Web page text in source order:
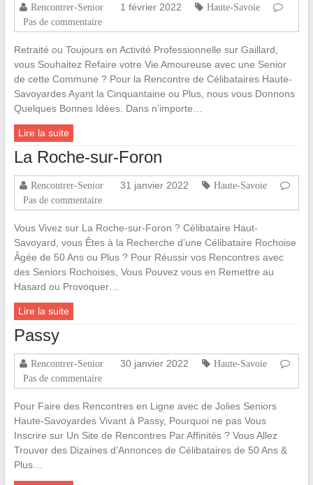
Rencontrer-Senior 1 février 2022
Haute-Savoie
Pas de commentaire
Retraité ou Toujours en Activité Professionnelle sur Gaillard,
vous Souhaitez Refaire votre Vie Amoureuse avec une Senior
de cette Commune ? Pour la Rencontre de Célibataires Haute-
Savoyardes Ayant la Cinquantaine ou Plus, nous vous Donnons
Quelques Bonnes Idées. Dans n’importe…
Lire la suite
La Roche-sur-Foron
Rencontrer-Senior 31 janvier 2022
Haute-Savoie
Pas de commentaire
Vous Vivez sur La Roche-sur-Foron ? Célibataire Haut-
Savoyard, vous Êtes à la Recherche d’une Célibataire Rochoise
Âgée de 50 Ans ou Plus ? Pour Réussir vos Rencontres avec
des Seniors Rochoises, Vous Pouvez vous en Remettre au
Hasard ou Provoquer…
Lire la suite
Passy
Rencontrer-Senior 30 janvier 2022
Haute-Savoie
Pas de commentaire
Pour Faire des Rencontres en Ligne avec de Jolies Seniors
Haute-Savoyardes Vivant à Passy, Pourquoi ne pas Vous
Inscrire sur Un Site de Rencontres Par Affinités ? Vous Allez
Trouver des Dizaines d’Annonces de Célibataires de 50 Ans &
Plus…